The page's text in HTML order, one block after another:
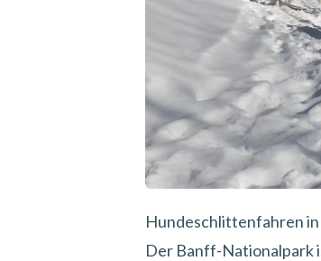
Hundeschlittenfahren
Der Banff-Nationalpark